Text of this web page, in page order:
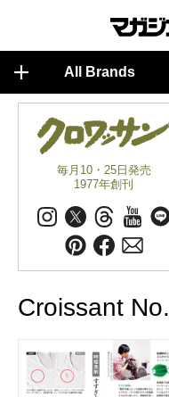
All Brands
毎月10・25日発売
1977年創刊
Croissant